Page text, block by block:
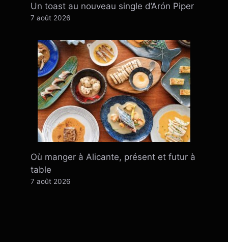
Un toast au nouveau single d’Arón Piper
7 août 2026
Où manger à Alicante, présent et futur à
table
7 août 2026